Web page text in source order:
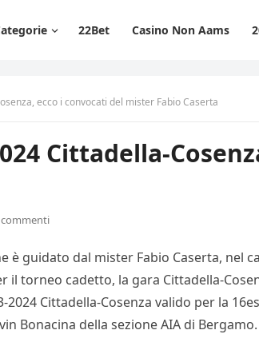
22Bet Casino Non Aams
ecco i convocati del mister Fabio Caserta
Cittadella-
è guidato dal mister Fabio Caserta, nel
il torneo cadetto, la gara Cittadella-
2024 Cittadella-Cosenza valido per la
Bonacina della sezione AIA di Bergamo.